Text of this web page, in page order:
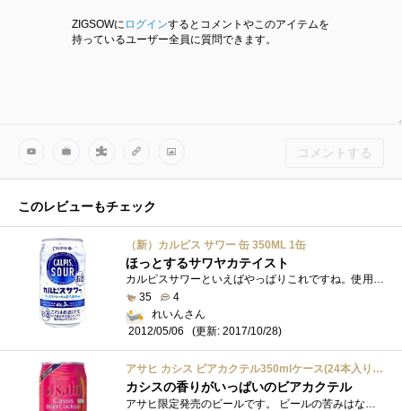
ZIGSOWに ログインするとコメントやこのアイテムを
持っているユーザー全員に質問できます。
コメントする
このレビューもチェック
（新）カルピス サワー 缶 350ML 1缶
ほっとするサワヤカテイスト
カルピスサワーといえばやっぱりこれですね。使用してるウォッカは炭ろ過されてるそうです。アルコールも３％なのでやさしい味わいです。
35
4
れいんさん
2012/05/06
(更新: 2017/10/28)
アサヒ カシス ビアカクテル350mlケース(24本入り) ≪期間限定≫
カシスの香りがいっぱいのビアカクテル
アサヒ限定発売のビールです。 ビールの苦みはなく、甘さも控えめでのみやすいビアカクテルです。 アルコール度４パーセント のみ心地がよ�...